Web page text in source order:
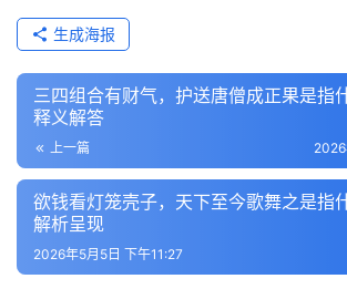
生成海报
三四组合有财气，护送唐僧成正果是指
释义解答
上一篇
欲钱看灯笼壳子，天下至今歌舞之是指
解析呈现
2026年5月5日 下午11:27